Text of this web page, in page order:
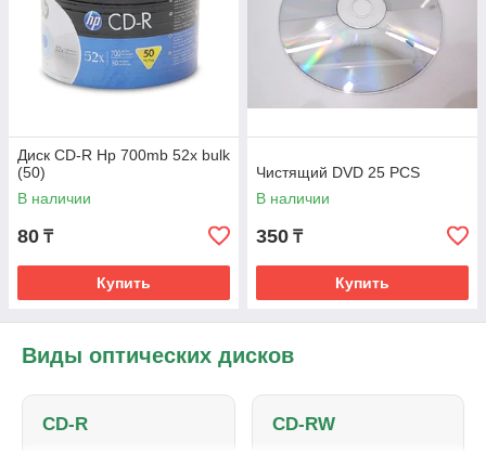
студиях звукозаписи
и домашних архивах.
Оптические носители
отличаются
надежностью
доступной
стоимостью и
совместимостью с
Диск CD-R Hp 700mb 52x bulk
(50)
В наличии
80 ₸
Купить
Чистящий DVD 25 PCS
В наличии
350 ₸
Купить
Виды оптических дисков
CD-R CD-RW